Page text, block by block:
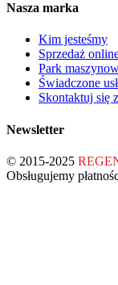
Nasza marka
Kim jesteśmy
Sprzedaż
Park
Świadczone
Skontaktuj się
Newsletter
© 2015-2025
Obsługujemy